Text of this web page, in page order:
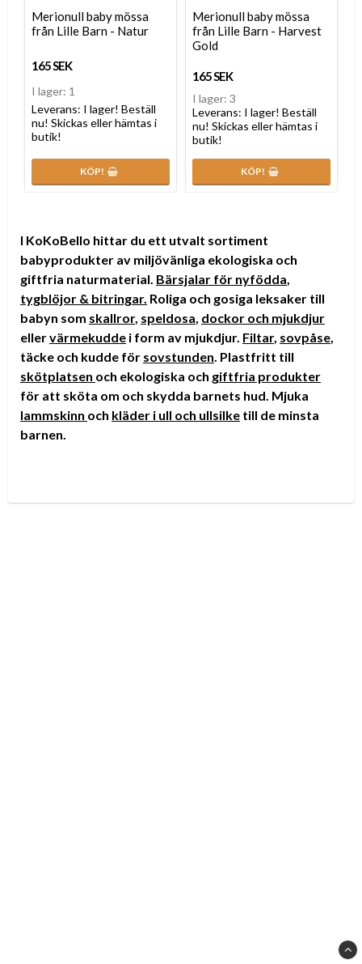
Merionull baby mössa
från Lille Barn - Natur
165 SEK
I lager: 1
Leverans: I lager! Beställ
nu! Skickas eller hämtas i
butik!
KÖP!
Merionull baby mössa
från Lille Barn - Harvest
Gold
165 SEK
I lager: 3
Leverans: I lager! Beställ
nu! Skickas eller hämtas i
butik!
KÖP!
I KoKoBello hittar du ett utvalt sortiment
babyprodukter av miljövänliga ekologiska och
giftfria naturmaterial. Bärsjalar för nyfödda,
tygblöjor & bitringar. Roliga och gosiga leksaker till
babyn som skallror, speldosa, dockor och mjukdjur
ellervärmekudde i form av mjukdjur. Filtar, sovpåse,
täcke och kudde för sovstunden. Plastfritt till
skötplatsen och ekologiska och giftfria produkter
för att sköta om och skydda barnets hud. Mjuka
lammskinn och kläder i ull och ullsilke till de minsta
barnen.